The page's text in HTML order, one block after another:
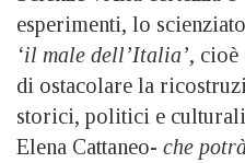
esperimenti, lo
‘il male dell’Italia’, cioè
di ostacolare la
storici, politici e
Elena Cattaneo- che